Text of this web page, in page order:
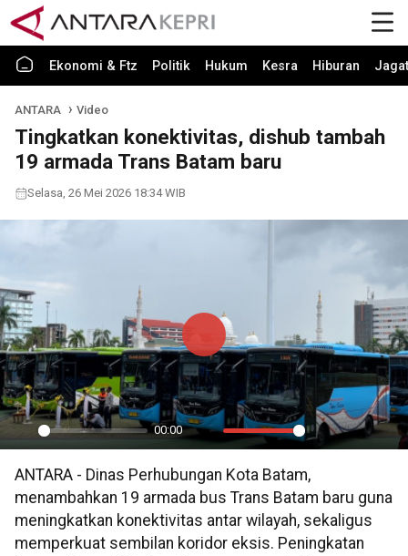
Ekonomi & Ftz Politik Hukum Kesra Hiburan Jagat
ANTARA Video
Tingkatkan konektivitas, dishub tambah
19 armada Trans Batam baru
Selasa, 26 Mei 2026 18:34 WIB
Play
00:00
Mute Settings
PIP
Play
ANTARA - Dinas Perhubungan Kota Batam,
menambahkan 19 armada bus Trans Batam baru guna
meningkatkan konektivitas antar wilayah, sekaligus
memperkuat sembilan koridor eksis. Peningkatan